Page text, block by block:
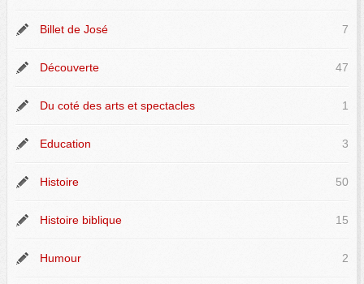
Billet de José 7
Découverte 47
Du coté des arts et spectacles 1
Education 3
Histoire 50
Histoire biblique 15
Humour 2